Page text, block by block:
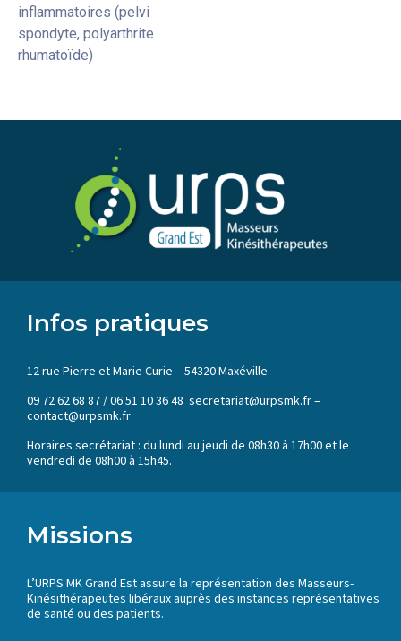
inflammatoires (pelvi
spondyte, polyarthrite
rhumatoïde)
Infos pratiques
12 rue Pierre et Marie Curie – 54320 Maxéville
09 72 62 68 87 / 06 51 10 36 48 secretariat@urpsmk.fr –
contact@urpsmk.fr
Horaires secrétariat : du lundi au jeudi de 08h30 à 17h00 et le
vendredi de 08h00 à 15h45.
Missions
L’URPS MK Grand Est assure la représentation des Masseurs-
Kinésithérapeutes libéraux auprès des instances représentatives
de santé ou des patients.